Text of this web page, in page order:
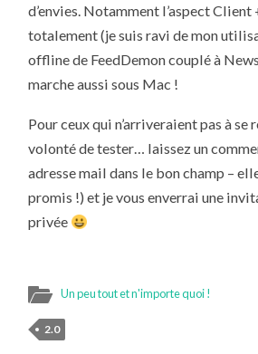
d’envies. Notamment l’aspect
totalement (je suis ravi de mon
offline de FeedDemon couplé à
marche aussi sous Mac !
Pour ceux qui n’arriveraient pas à se
volonté de tester… laissez un
adresse mail dans le bon champ –
promis !) et je vous enverrai une
privée
Un peu tout et n'importe quoi !
2.0